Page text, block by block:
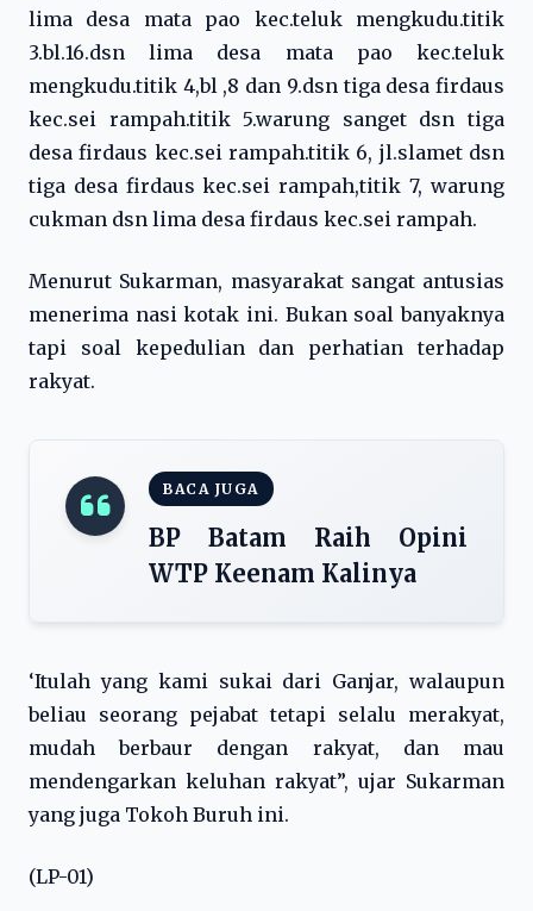
lima desa mata pao kec.teluk mengkudu.titik
3.bl.16.dsn lima desa mata pao kec.teluk
mengkudu.titik 4,bl ,8 dan 9.dsn tiga desa firdaus
kec.sei rampah.titik 5.warung sanget dsn tiga
desa firdaus kec.sei rampah.titik 6, jl.slamet dsn
tiga desa firdaus kec.sei rampah,titik 7, warung
cukman dsn lima desa firdaus kec.sei rampah.
Menurut Sukarman, masyarakat sangat antusias
menerima nasi kotak ini. Bukan soal banyaknya
tapi soal kepedulian dan perhatian terhadap
rakyat.
BACA JUGA
BP Batam Raih Opini
WTP Keenam Kalinya
‘Itulah yang kami sukai dari Ganjar, walaupun
beliau seorang pejabat tetapi selalu merakyat,
mudah berbaur dengan rakyat, dan mau
mendengarkan keluhan rakyat”, ujar Sukarman
yang juga Tokoh Buruh ini.
(LP-01)